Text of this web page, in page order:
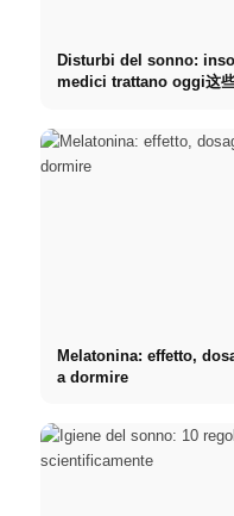
Disturbi del sonno:
medici trattano oggi这
Melatonina: effetto,
a dormire